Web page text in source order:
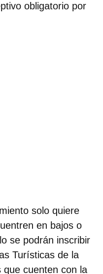
obligatorio por
solo quiere
en bajos o
se podrán inscribir
Turísticas de la
que cuenten con la